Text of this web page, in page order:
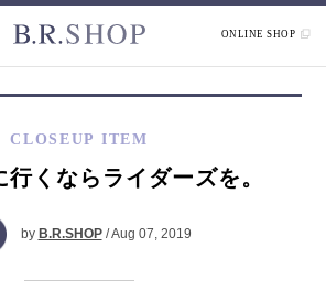
ONLINE SHOP
CLOSEUP ITEM
くならライダーズを。
by B.R.SHOP/ Aug 07, 2019